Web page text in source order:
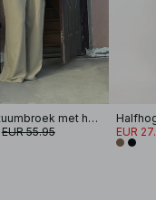
Wijde kostuumbroek met hoge taille
EUR 55.95
EUR